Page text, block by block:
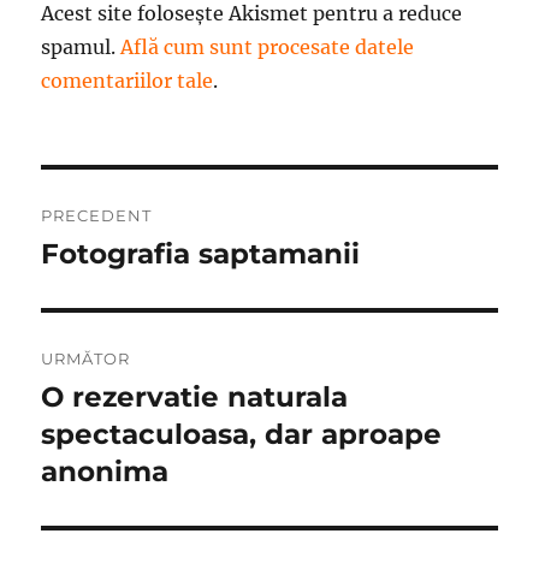
Acest site folosește Akismet pentru a reduce
spamul.Află cum sunt procesate datele
comentariilor tale.
în
PRECEDENT
Articolul
Fotografia saptamanii
URMĂTOR
Articolul
următor:
O rezervatie naturala
spectaculoasa, dar aproape
anonima